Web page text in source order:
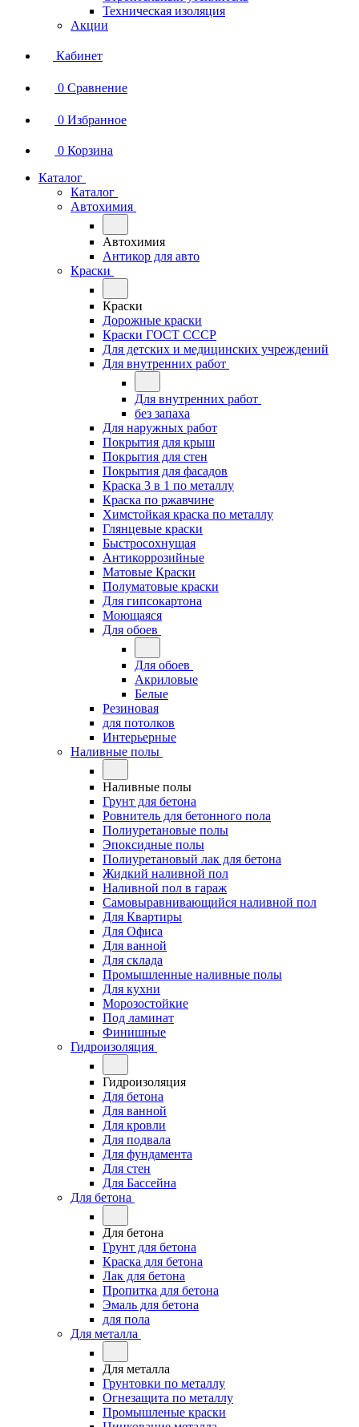
Техническая изоляция
Акции
Кабинет
0 Сравнение
0 Избранное
0 Корзина
Каталог
Каталог
Автохимия
Автохимия
Антикор для авто
Краски
Краски
Дорожные краски
Краски ГОСТ СССР
Для детских и медицинских учреждений
Для внутренних работ
Для внутренних работ
без запаха
Для наружных работ
Покрытия для крыш
Покрытия для стен
Покрытия для фасадов
Краска 3 в 1 по металлу
Краска по ржавчине
Химстойкая краска по металлу
Глянцевые краски
Быстросохнущая
Антикоррозийные
Матовые Краски
Полуматовые краски
Для гипсокартона
Моющаяся
Для обоев
Для обоев
Акриловые
Белые
Резиновая
для потолков
Интерьерные
Наливные полы
Наливные полы
Грунт для бетона
Ровнитель для бетонного пола
Полиуретановые полы
Эпоксидные полы
Полиуретановый лак для бетона
Жидкий наливной пол
Наливной пол в гараж
Самовыравнивающийся наливной пол
Для Квартиры
Для Офиса
Для ванной
Для склада
Промышленные наливные полы
Для кухни
Морозостойкие
Под ламинат
Финишные
Гидроизоляция
Гидроизоляция
Для бетона
Для ванной
Для кровли
Для подвала
Для фундамента
Для стен
Для Бассейна
Для бетона
Для бетона
Грунт для бетона
Краска для бетона
Лак для бетона
Пропитка для бетона
Эмаль для бетона
для пола
Для металла
Для металла
Грунтовки по металлу
Огнезащита по металлу
Промышленые краски